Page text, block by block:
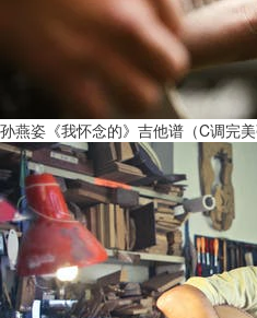
孙燕姿《我怀念的》吉他谱（C调完美